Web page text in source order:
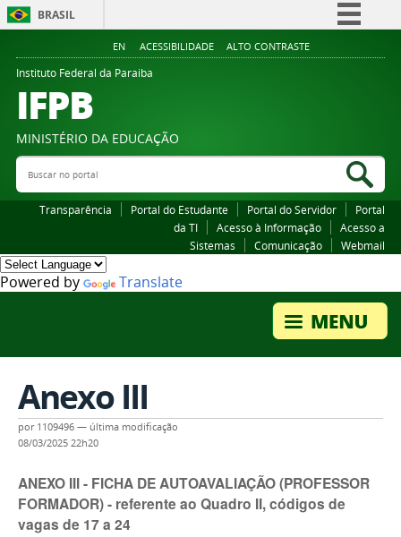
BRASIL
Simplifique!
Legislação
EN ACESSIBILIDADE ALTO CONTRASTE
Instituto Federal da Paraiba
IFPB
MINISTÉRIO DA EDUCAÇÃO
Buscar no portal
Transparência Portal do Estudante Portal do Servidor
Portal
da TI
Acesso à Informação
Acesso a
Sistemas
Comunicação Webmail
Powered by Translate
Anexo III
por 1109496 — última modificação
08/03/2025 22h20
ANEXO III - FICHA DE AUTOAVALIAÇÃO (PROFESSOR
FORMADOR) - referente ao Quadro II, códigos de
vagas de 17 a 24